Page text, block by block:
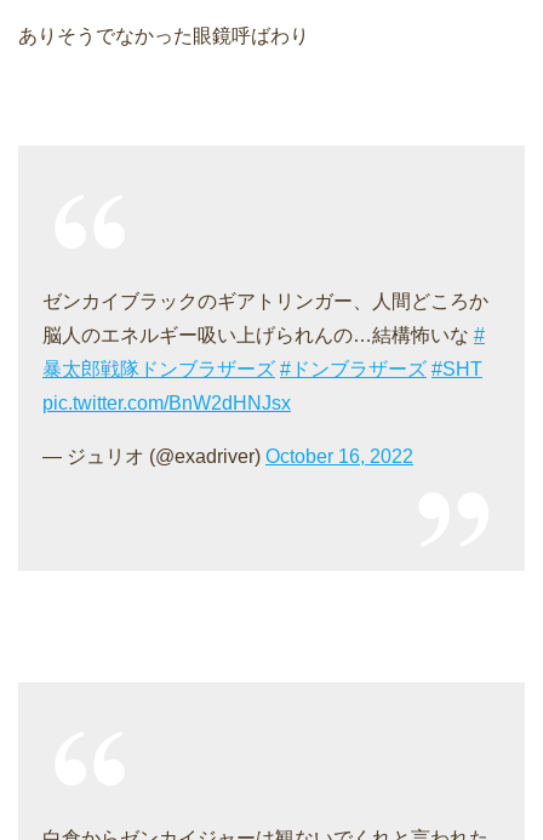
ありそうでなかった眼鏡呼ばわり
ゼンカイブラックのギアトリンガー、人間どころか
脳人のエネルギー吸い上げられんの…結構怖いな #
暴太郎戦隊ドンブラザーズ #ドンブラザーズ #SHT
pic.twitter.com/BnW2dHNJsx
— ジュリオ (@exadriver) October 16, 2022